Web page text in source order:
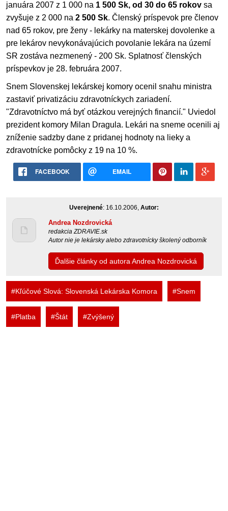
januára 2007 z 1 000 na 1 500 Sk, od 30 do 65 rokov sa
zvyšuje z 2 000 na 2 500 Sk. Členský príspevok pre členov
nad 65 rokov, pre ženy - lekárky na materskej dovolenke a
pre lekárov nevykonávajúcich povolanie lekára na území
SR zostáva nezmenený - 200 Sk. Splatnosť členských
príspevkov je 28. februára 2007.
Snem Slovenskej lekárskej komory ocenil snahu ministra
zastaviť privatizáciu zdravotníckych zariadení.
"Zdravotníctvo má byť otázkou verejných financií." Uviedol
prezident komory Milan Dragula. Lekári na sneme ocenili aj
zníženie sadzby dane z pridanej hodnoty na lieky a
zdravotnícke pomôcky z 19 na 10 %.
FACEBOOK EMAIL
Uverejnené: 16.10.2006, Autor:
Andrea Nozdrovická
redakcia ZDRAVIE.sk
Autor nie je lekársky alebo zdravotnícky školený odborník
Ďalšie články od autora Andrea Nozdrovická
#Kľúčové Slová: Slovenská Lekárska Komora #Snem
#Platba #Štát #Zvýšený